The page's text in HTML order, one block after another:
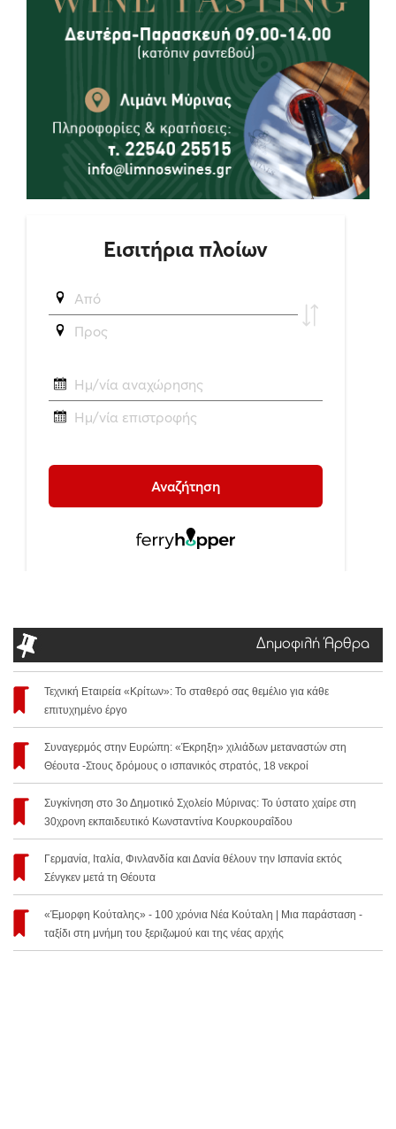
Δημοφιλή Άρθρα
Τεχνική Εταιρεία «Κρίτων»: Το σταθερό σας θεμέλιο για κάθε
επιτυχημένο έργο
Συναγερμός στην Ευρώπη: «Έκρηξη» χιλιάδων μεταναστών στη
Θέουτα -Στους δρόμους ο ισπανικός στρατός, 18 νεκροί
Συγκίνηση στο 3ο Δημοτικό Σχολείο Μύρινας: Το ύστατο χαίρε στη
30χρονη εκπαιδευτικό Κωνσταντίνα Κουρκουραΐδου
Γερμανία, Ιταλία, Φινλανδία και Δανία θέλουν την Ισπανία εκτός
Σένγκεν μετά τη Θέουτα
«Έμορφη Κούταλης» - 100 χρόνια Νέα Κούταλη | Μια παράσταση -
ταξίδι στη μνήμη του ξεριζωμού και της νέας αρχής